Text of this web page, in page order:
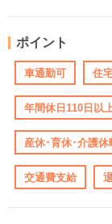
ポイント
車通勤可 住
年間休日110日以
産休･育休･介護休
交通費支給